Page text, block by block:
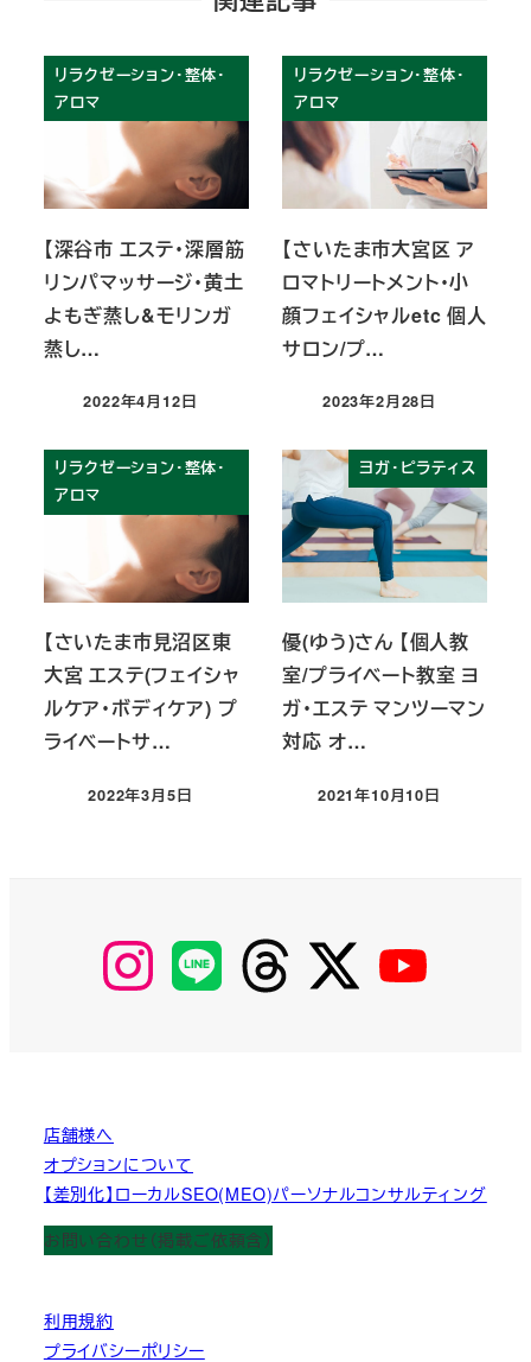
リラクゼーション・整体・
アロマ
【深谷市 エステ・深層筋
リンパマッサージ・黄土
よもぎ蒸し&モリンガ
蒸し…
投稿日
2022年4月12日
リラクゼーション・整体・
アロマ
【さいたま市大宮区 ア
ロマトリートメント・小
顔フェイシャルetc 個人
サロン/プ…
投稿日
2023年2月28日
リラクゼーション・整体・
アロマ
【さいたま市見沼区東
大宮 エステ(フェイシャ
ルケア・ボディケア) プ
ライベートサ…
投稿日
2022年3月5日
ヨガ・ピラティス
優(ゆう)さん 【個人教
室/プライベート教室 ヨ
ガ・エステ マンツーマン
対応 オ…
投稿日
2021年10月10日
【Instagram】
MyKOBAKO
【LINE】 【threads】 【Twitter】
店舗様へ
オプションについて
【差別化】ローカルSEO(MEO)パーソナルコンサルティング
お問い合わせ（掲載ご依頼含）
利用規約
プライバシーポリシー